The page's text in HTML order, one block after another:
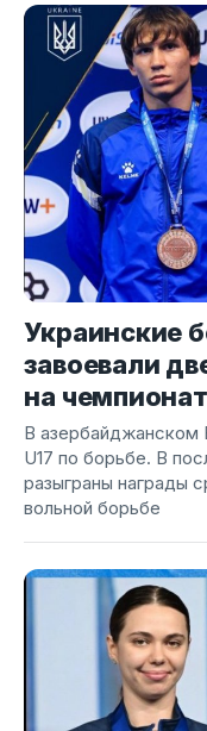
Украинские
завоевали
на
В азербайджанском
U17 по борьбе. В
разыграны награды
вольной борьбе